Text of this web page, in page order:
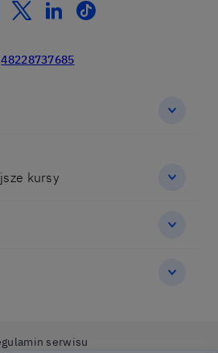
twitterlinkedin
tiktok
48228737685
kursy
serwisu